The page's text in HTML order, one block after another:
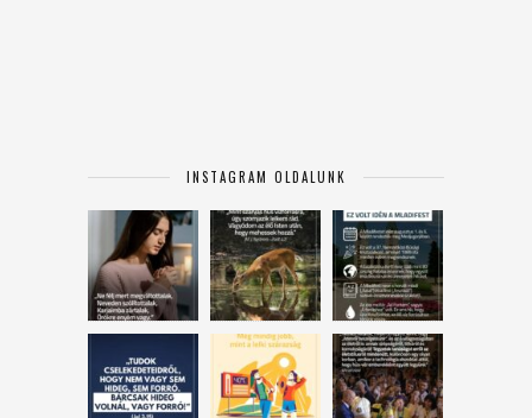
INSTAGRAM OLDALUNK